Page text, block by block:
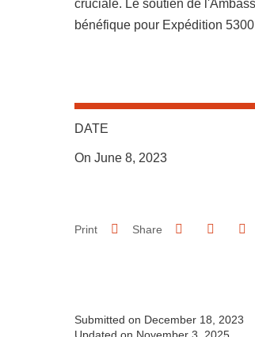
cruciale. Le soutien de
bénéfique pour Expédition
DATE
On June 8, 2023
Print Share Share onShare
Submitted on December 18, 2023